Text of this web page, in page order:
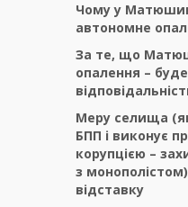
Чому у
автономне
За те, що
опалення –
Меру селища
БПП і виконує
корупцією –
з
відставку